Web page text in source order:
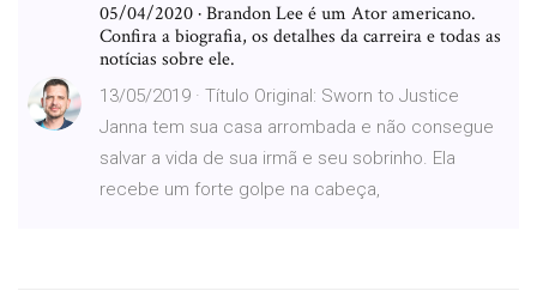
05/04/2020 · Brandon Lee é um Ator americano.
Confira a biografia, os detalhes da carreira e todas as
notícias sobre ele.
13/05/2019 · Título Original: Sworn to Justice
Janna tem sua casa arrombada e não consegue
salvar a vida de sua irmã e seu sobrinho. Ela
recebe um forte golpe na cabeça,